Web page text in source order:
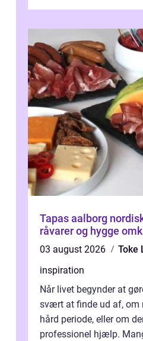
Tapas aalborg nordisk smag, lokale
råvarer og hygge
03 august 2026
Toke
inspiration
Når livet begynder at
svært at finde ud af, om
hård periode, eller om
professionel hjælp.